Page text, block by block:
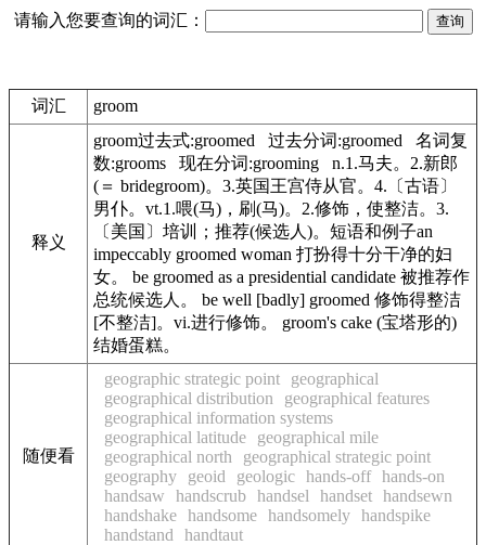
请输入您要查询的词汇：
词汇 groom
释义
groom过去式:groomed 过去分词:groomed 名词复
数:grooms 现在分词:grooming n.1.马夫。2.新郎
(＝ bridegroom)。3.英国王宫侍从官。4.〔古语〕
男仆。vt.1.喂(马)，刷(马)。2.修饰，使整洁。3.
〔美国〕培训；推荐(候选人)。短语和例子an
impeccably groomed woman 打扮得十分干净的妇
女。 be groomed as a presidential candidate 被推荐作
总统候选人。 be well [badly] groomed 修饰得整洁
[不整洁]。vi.进行修饰。 groom's cake (宝塔形的)
结婚蛋糕。
随便看
geographic strategic point
geographical
geographical distribution
geographical features
geographical information systems
geographical latitude
geographical mile
geographical north
geographical strategic point
geography
geoid geologic hands-off hands-on
handsaw
handscrub handsel handset handsewn
handshake handsome handsomely handspike
handstand
handtaut